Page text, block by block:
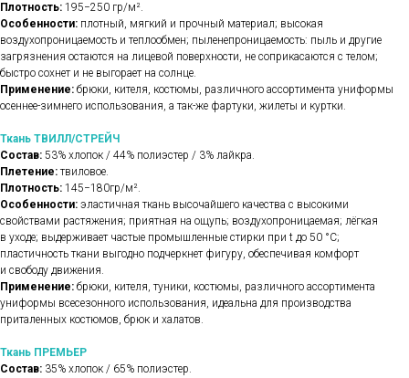
Плотность: 195−250 гр/м².
Особенности: плотный, мягкий и прочный материал; высокая
воздухопроницаемость и теплообмен; пыленепроницаемость: пыль и другие
загрязнения остаются на лицевой поверхности, не соприкасаются с телом;
быстро сохнет и не выгорает на солнце.
Применение: брюки, кителя, костюмы, различного ассортимента униформы
осеннее-зимнего использования, а так-же фартуки, жилеты и куртки.
Ткань ТВИЛЛ/СТРЕЙЧ
Состав: 53% хлопок / 44% полиэстер / 3% лайкра.
Плетение: твиловое.
Плотность: 145−180гр/м².
Особенности: эластичная ткань высочайшего качества с высокими
свойствами растяжения; приятная на ощупь; воздухопроницаемая; лёгкая
в уходе; выдерживает частые промышленные стирки при t до 50 °C;
пластичность ткани выгодно подчеркнет фигуру, обеспечивая комфорт
и свободу движения.
Применение: брюки, кителя, туники, костюмы, различного ассортимента
униформы всесезонного использования, идеальна для производства
приталенных костюмов, брюк и халатов.
Ткань ПРЕМЬЕР
Состав: 35% хлопок / 65% полиэстер.